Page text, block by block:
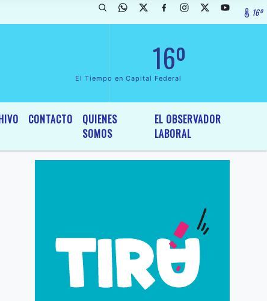
InterÃ©s General y Legislativo, por Ordenanza NÂº 6236/19 16º
16º
El Tiempo en Capital Federal
CONTACTO
QUIENES
SOMOS
EL OBSERVADOR
LABORAL